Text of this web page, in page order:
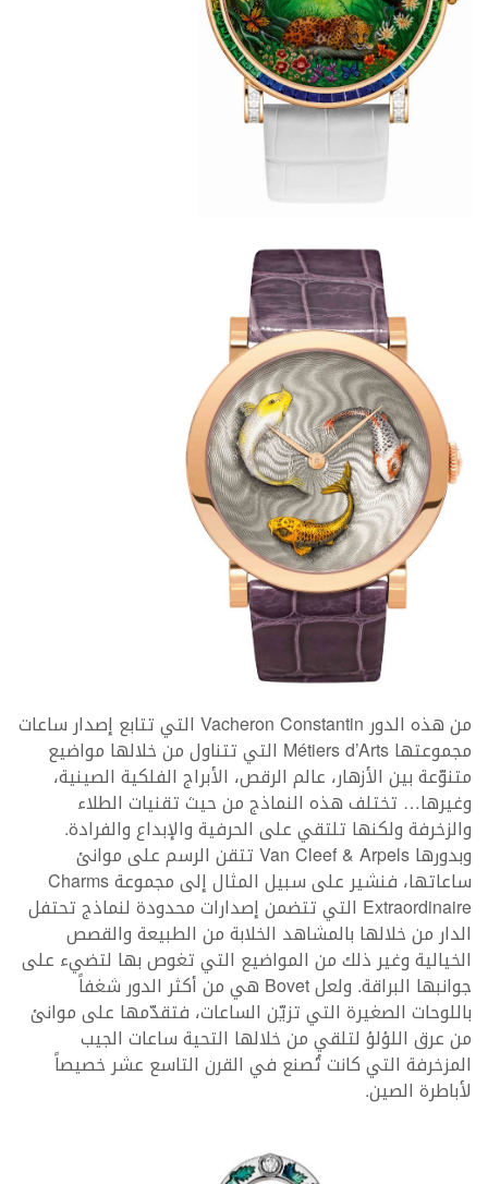
من هذه الدور Vacheron Constantin التي تتابع إصدار ساعات
مجموعتها Métiers d’Arts التي تتناول من خلالها مواضيع
متنوّعة بين الأزهار، عالم الرقص، الأبراج الفلكية الصينية،
وغيرها… تختلف هذه النماذج من حيث تقنيات الطلاء
والزخرفة ولكنها تلتقي على الحرفية والإبداع والفرادة.
وبدورها Van Cleef & Arpels تتقن الرسم على موانئ
ساعاتها، فنشير على سبيل المثال إلى مجموعة Charms
Extraordinaire التي تتضمن إصدارات محدودة لنماذج تحتفل
الدار من خلالها بالمشاهد الخلابة من الطبيعة والقصص
الخيالية وغير ذلك من المواضيع التي تغوص بها لتضيء على
جوانبها البراقة. ولعل Bovet هي من أكثر الدور شغفاً
باللوحات الصغيرة التي تزيّن الساعات، فتقدّمها على موانئ
من عرق اللؤلؤ لتلقي من خلالها التحية ساعات الجيب
المزخرفة التي كانت تُصنع في القرن التاسع عشر خصيصاً
لأباطرة الصين.